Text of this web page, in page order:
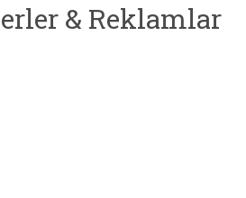
& Reklamlar